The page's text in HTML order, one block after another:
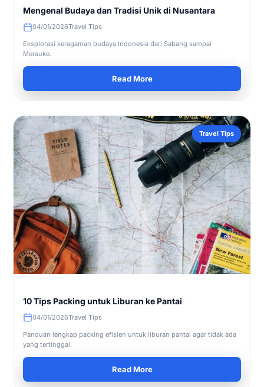
Mengenal Budaya dan Tradisi Unik di Nusantara
04/01/2026Travel Tips
Eksplorasi keragaman budaya Indonesia dari Sabang sampai
Merauke.
Read More
Travel Tips
10 Tips Packing untuk Liburan ke Pantai
04/01/2026Travel Tips
Panduan lengkap packing efisien untuk liburan pantai agar tidak ada
yang tertinggal.
Read More